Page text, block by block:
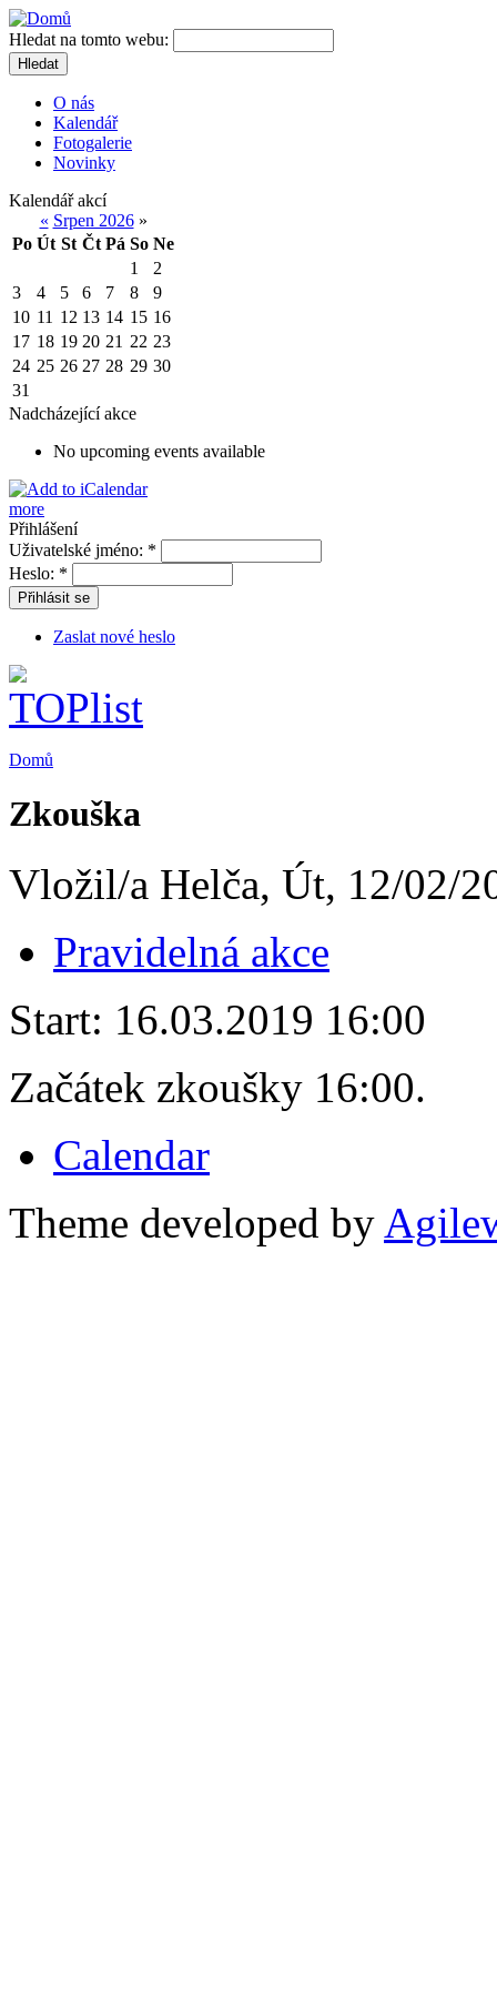
Hledat na tomto webu:
Hledat
O nás
Kalendář
Fotogalerie
Novinky
Kalendář akcí
« Srpen 2026 »
Po Út St Čt Pá So Ne
1
2
3
4 5 6 7 8
9
10 11 12 13 14 15 16
17 18 19 20 21 22 23
24 25 26 27 28 29 30
31
Nadcházející akce
No upcoming events available
more
Přihlášení
Uživatelské jméno: *
Heslo: *
Přihlásit se
Zaslat nové heslo
Domů
Zkouška
Vložil/a Helča, Út, 12/02/
Pravidelná akce
Start: 16.03.2019 16:00
Začátek zkoušky 16:00.
Calendar
Theme developed by